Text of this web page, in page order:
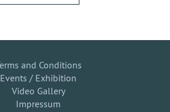
and Conditions
Events / Exhibition
Video Gallery
Impressum